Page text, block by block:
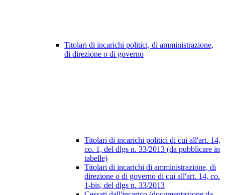
Titolari di incarichi politici, di amministrazione,
di direzione o di governo
Titolari di incarichi politici di cui all'art. 14,
co. 1, del dlgs n. 33/2013 (da pubblicare in
tabelle)
Titolari di incarichi di amministrazione, di
direzione o di governo di cui all'art. 14, co.
1-bis, del dlgs n. 33/2013